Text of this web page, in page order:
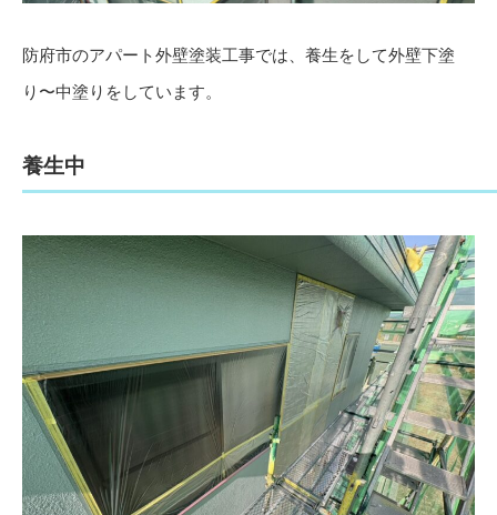
防府市のアパート外壁塗装工事では、養生をして外壁下塗
り〜中塗りをしています。
養生中